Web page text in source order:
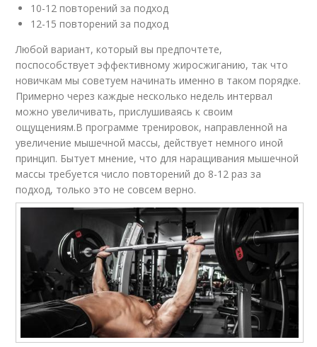
10-12 повторений за подход
12-15 повторений за подход
Любой вариант, который вы предпочтете,
поспособствует эффективному жиросжиганию, так что
новичкам мы советуем начинать именно в таком порядке.
Примерно через каждые несколько недель интервал
можно увеличивать, прислушиваясь к своим
ощущениям.В программе тренировок, направленной на
увеличение мышечной массы, действует немного иной
принцип. Бытует мнение, что для наращивания мышечной
массы требуется число повторений до 8-12 раз за
подход, только это не совсем верно.